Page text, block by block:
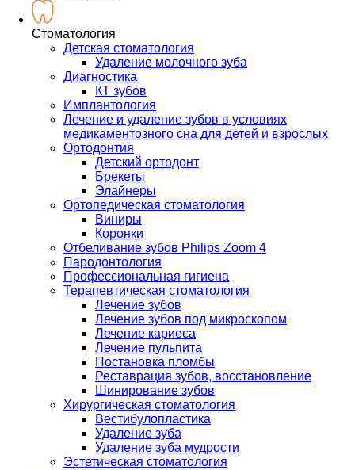
Стоматология
Детская стоматология
Удаление молочного зуба
Диагностика
КТ зубов
Имплантология
Лечение и удаление зубов в условиях
медикаментозного сна для детей и взрослых
Ортодонтия
Детский ортодонт
Брекеты
Элайнеры
Ортопедическая стоматология
Виниры
Коронки
Отбеливание зубов Philips Zoom 4
Пародонтология
Профессиональная гигиена
Терапевтическая стоматология
Лечение зубов
Лечение зубов под микроскопом
Лечение кариеса
Лечение пульпита
Постановка пломбы
Реставрация зубов, восстановление
Шинирование зубов
Хирургическая стоматология
Вестибулопластика
Удаление зуба
Удаление зуба мудрости
Эстетическая стоматология